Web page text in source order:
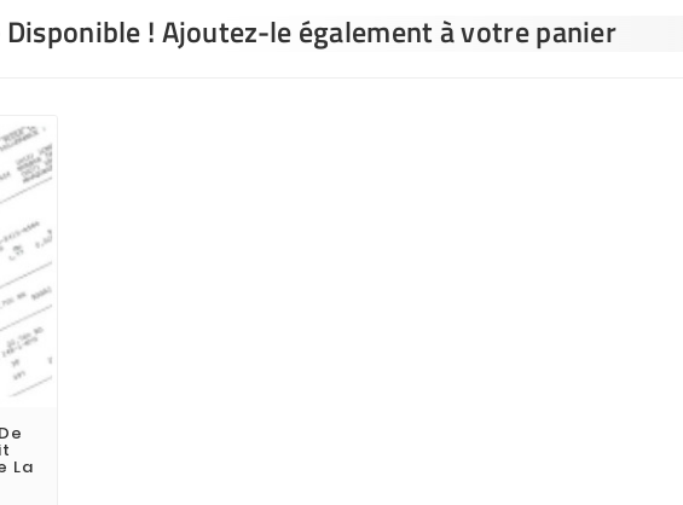
! Ajoutez-le également à votre panier
La